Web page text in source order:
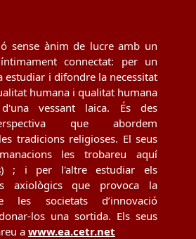
sense ànim de lucre amb un
connectat: per un
estudiar i difondre la necessitat
humana i qualitat humana
vessant laica. És des
que abordem
tradicions religioses. El seus
les trobareu aquí
) ; i per l'altre estudiar els
axiològics que provoca la
les societats d’innovació
los una sortida. Els seus
a www.ea.cetr.net